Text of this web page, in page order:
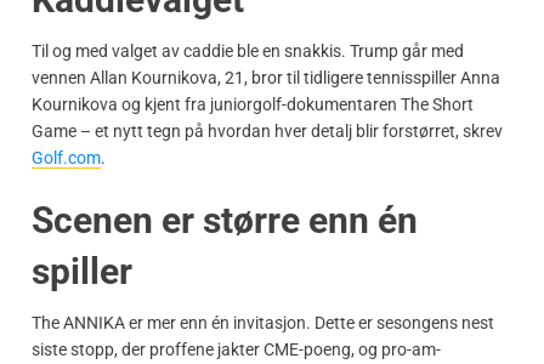
Til og med valget av caddie ble en snakkis. Trump går med
vennen Allan Kournikova, 21, bror til tidligere tennisspiller Anna
Kournikova og kjent fra juniorgolf-dokumentaren The Short
Game – et nytt tegn på hvordan hver detalj blir forstørret, skrev
Golf.com.
Scenen er større enn én
spiller
The ANNIKA er mer enn én invitasjon. Dette er sesongens nest
siste stopp, der proffene jakter CME-poeng, og pro-am-